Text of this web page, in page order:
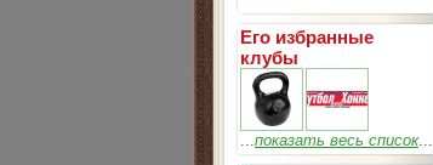
Его избранные
клубы
...показать весь список...